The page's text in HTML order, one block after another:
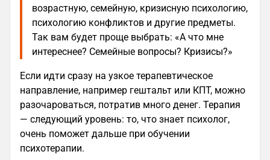
возрастную, семейную, кризисную психологию,
психологию конфликтов и другие предметы.
Так вам будет проще выбрать: «А что мне
интереснее? Семейные вопросы? Кризисы?»
Если идти сразу на узкое терапевтическое
направление, например гештальт или КПТ, можно
разочароваться, потратив много денег. Терапия
— следующий уровень: то, что знает психолог,
очень поможет дальше при обучении
психотерапии.